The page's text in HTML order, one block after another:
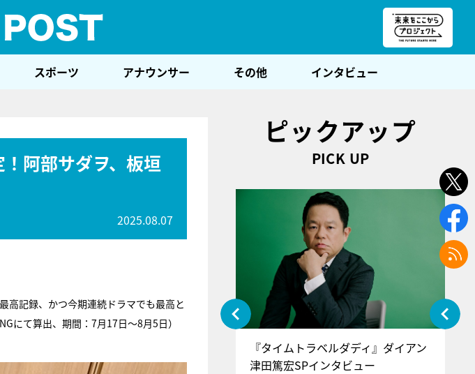
スポーツ アナウンサー その他 インタビュー
阿部サダヲ、板垣
2025.08.07
高記録、かつ今期連続ドラマでも最高と
にて算出、期間：7月17日～8月5日）
ピックアップ
PICK UP
E齋藤樹愛羅＆佐々木舞香SPインタ
『タイムトラベルダディ』ダイアン
津田篤宏SPインタビュー